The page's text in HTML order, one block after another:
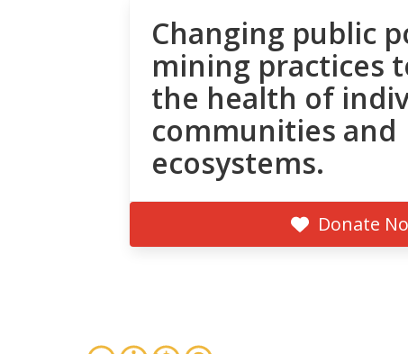
Changing public
mining practices
the health of
communities and
ecosystems.
Donate